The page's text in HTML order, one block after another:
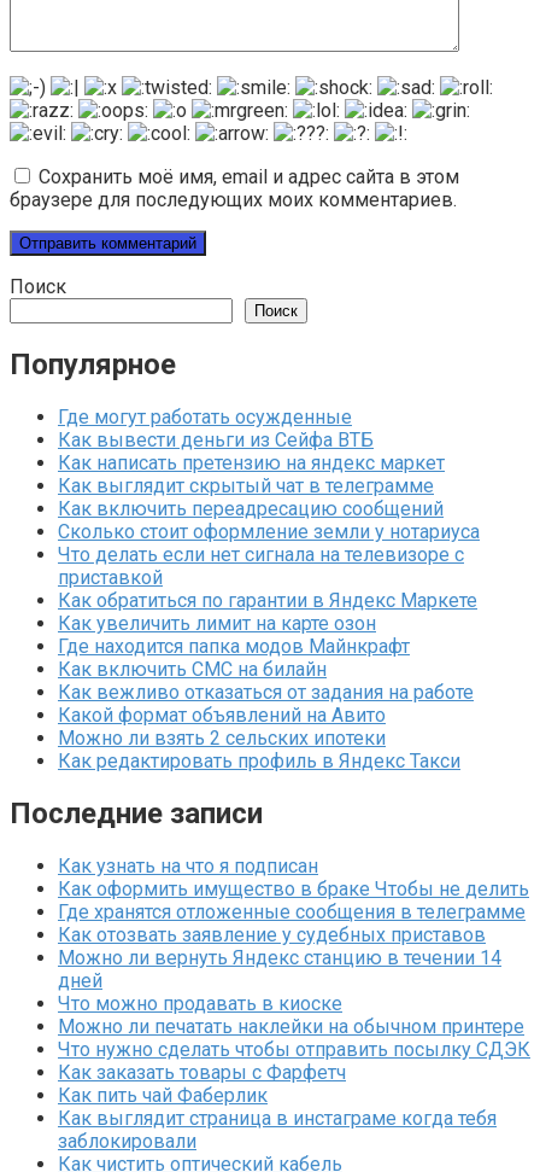
Сохранить моё имя, email и адрес сайта в этом
браузере для последующих моих комментариев.
Поиск
Поиск
Популярное
Где могут работать осужденные
Как вывести деньги из Сейфа ВТБ
Как написать претензию на яндекс маркет
Как выглядит скрытый чат в телеграмме
Как включить переадресацию сообщений
Сколько стоит оформление земли у нотариуса
Что делать если нет сигнала на телевизоре с
приставкой
Как обратиться по гарантии в Яндекс Маркете
Как увеличить лимит на карте озон
Где находится папка модов Майнкрафт
Как включить СМС на билайн
Как вежливо отказаться от задания на работе
Какой формат объявлений на Авито
Можно ли взять 2 сельских ипотеки
Как редактировать профиль в Яндекс Такси
Последние записи
Как узнать на что я подписан
Как оформить имущество в браке Чтобы не делить
Где хранятся отложенные сообщения в телеграмме
Как отозвать заявление у судебных приставов
Можно ли вернуть Яндекс станцию в течении 14
дней
Что можно продавать в киоске
Можно ли печатать наклейки на обычном принтере
Что нужно сделать чтобы отправить посылку СДЭК
Как заказать товары с Фарфетч
Как пить чай Фаберлик
Как выглядит страница в инстаграме когда тебя
заблокировали
Как чистить оптический кабель